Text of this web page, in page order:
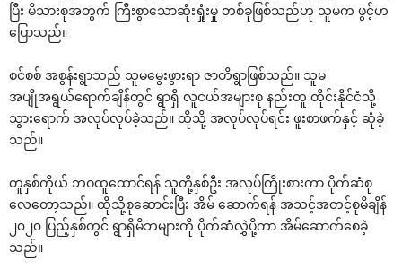
ပြီး မိသားစုအတွက် ကြီးစွာသောဆုံးရှုံးမှု တစ်ခုဖြစ်သည်ဟု သူမက ဖွင့်ဟ
ပြောသည်။
စင်စစ် အစွန်းရွာသည် သူမမွေးဖွားရာ ဇာတိရွာဖြစ်သည်။ သူမ
အပျိုအရွယ်ရောက်ချိန်တွင် ရွာရှိ လူငယ်အများစု နည်းတူ ထိုင်းနိုင်ငံသို့
သွားရောက် အလုပ်လုပ်ခဲ့သည်။ ထိုသို့ အလုပ်လုပ်ရင်း ဖူးစာဖက်နှင့် ဆုံခဲ့
သည်။
တူနှစ်ကိုယ် ဘဝထူထောင်ရန် သူတို့နှစ်ဦး အလုပ်ကြိုးစားကာ ပိုက်ဆံစု
လေတော့သည်။ ထိုသို့စုဆောင်းပြီး အိမ် ဆောက်ရန် အသင့်အတင့်စုမိချိန်
၂၀၂၀ ပြည့်နှစ်တွင် ရွာရှိမိဘများကို ပိုက်ဆံလွှဲပို့ကာ အိမ်ဆောက်စေခဲ့
သည်။